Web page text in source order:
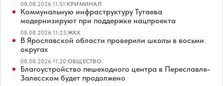
08.08.2026 11:51|КРИМИНАЛ
Коммунальную инфраструктуру Тутаева
модернизируют при поддержке нацпроекта
08.08.2026 11:23|ЖКХ
В Ярославской области проверили школы в восьми
округах
08.08.2026 11:20|ОБЩЕСТВО
Благоустройство пешеходного центра в Переславле-
Залесском будет продолжено